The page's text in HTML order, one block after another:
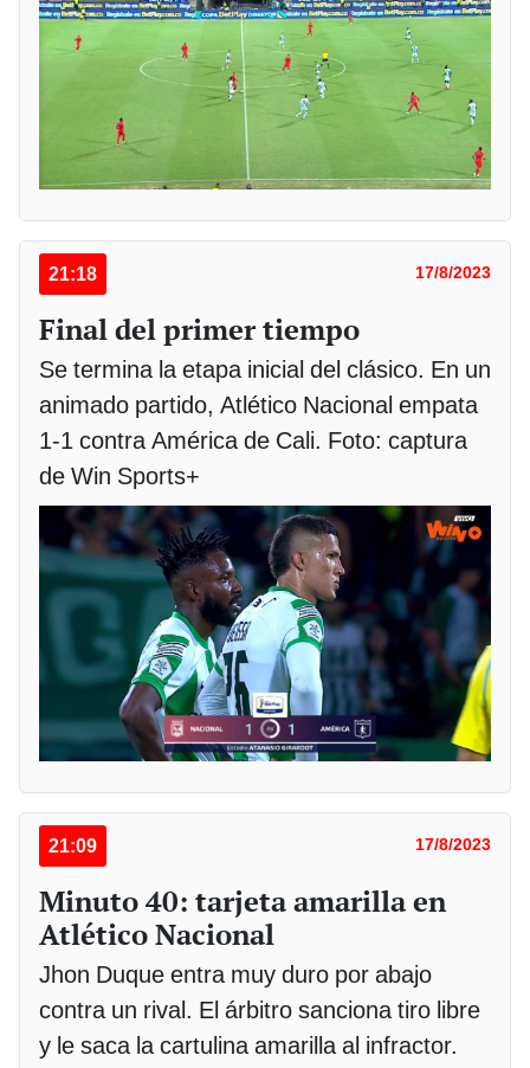
21:18 17/8/2023
Final del primer tiempo
Se termina la etapa inicial del clásico. En un
animado partido, Atlético Nacional empata
1-1 contra América de Cali. Foto: captura
de Win Sports+
21:09 17/8/2023
Minuto 40: tarjeta amarilla en
Atlético Nacional
Jhon Duque entra muy duro por abajo
contra un rival. El árbitro sanciona tiro libre
y le saca la cartulina amarilla al infractor.